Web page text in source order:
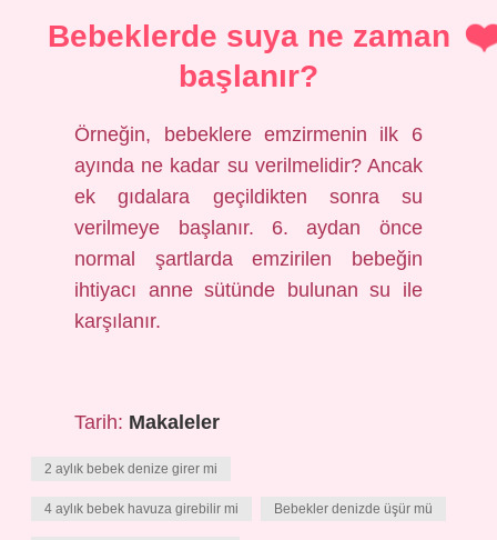
Bebeklerde suya ne zaman
başlanır?
Örneğin, bebeklere emzirmenin ilk 6
ayında ne kadar su verilmelidir? Ancak
ek gıdalara geçildikten sonra su
verilmeye başlanır. 6. aydan önce
normal şartlarda emzirilen bebeğin
ihtiyacı anne sütünde bulunan su ile
karşılanır.
Tarih: Makaleler
2 aylık bebek denize girer mi
4 aylık bebek havuza girebilir mi Bebekler denizde üşür mü